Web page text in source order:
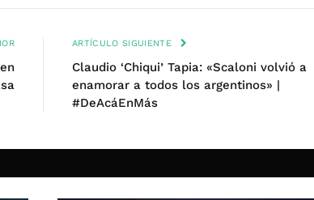
ARTÍCULO SIGUIENTE
Claudio ‘Chiqui’ Tapia: «Scaloni volvió a
enamorar a todos los argentinos» |
#DeAcáEnMás